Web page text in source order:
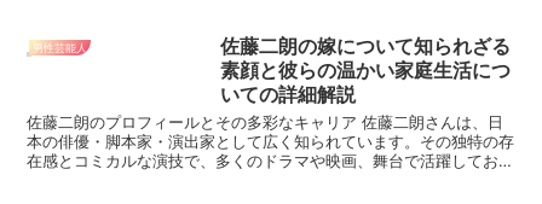
男性芸能人
佐藤二朗の嫁について知られざる
素顔と彼らの温かい家庭生活につ
いての詳細解説
佐藤二朗のプロフィールとその多彩なキャリア 佐藤二朗さんは、日
本の俳優・脚本家・演出家として広く知られています。その独特の存
在感とコミカルな演技で、多くのドラマや映画、舞台で活躍してお